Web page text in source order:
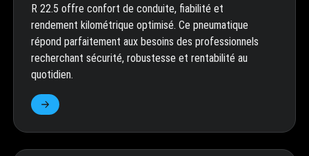
R 22.5 offre confort de conduite, fiabilité et
rendement kilométrique optimisé. Ce pneumatique
répond parfaitement aux besoins des professionnels
recherchant sécurité, robustesse et rentabilité au
quotidien.